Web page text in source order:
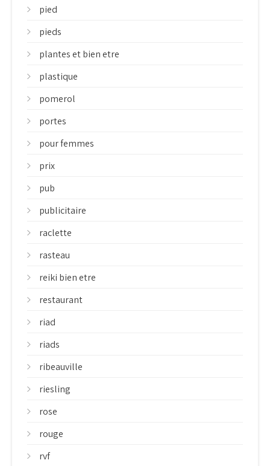
pied
pieds
plantes et bien etre
plastique
pomerol
portes
pour femmes
prix
pub
publicitaire
raclette
rasteau
reiki bien etre
restaurant
riad
riads
ribeauville
riesling
rose
rouge
rvf